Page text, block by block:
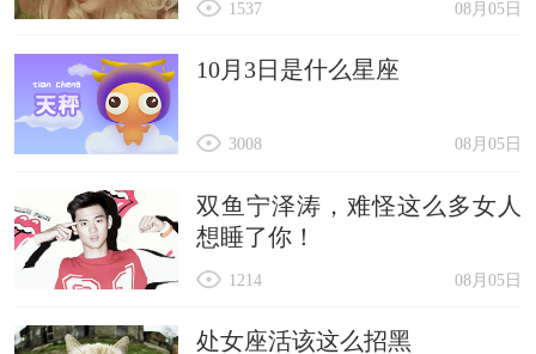
08月05日
1537
10月3日是什么星座
08月05日
3008
双鱼宁泽涛，难怪这么多女人
想睡了你！
08月05日
1214
处女座活该这么招黑